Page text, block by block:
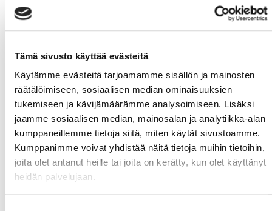
Tämä sivusto käyttää evästeitä
Käytämme evästeitä tarjoamamme sisällön ja mainosten
räätälöimiseen, sosiaalisen median ominaisuuksien
tukemiseen ja kävijämäärämme analysoimiseen. Lisäksi
jaamme sosiaalisen median, mainosalan ja analytiikka-alan
kumppaneillemme tietoja siitä, miten käytät sivustoamme.
Kumppanimme voivat yhdistää näitä tietoja muihin tietoihin,
joita olet antanut heille tai joita on kerätty, kun olet käyttänyt
heidän palvelujaan.